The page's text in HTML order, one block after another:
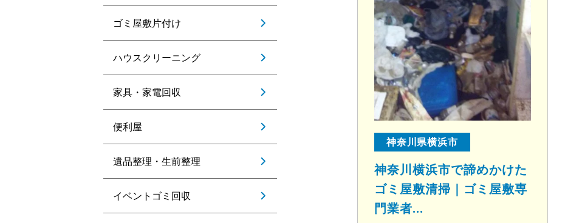
ゴミ屋敷片付け
ハウスクリーニング
家具・家電回収
便利屋
遺品整理・生前整理
イベントゴミ回収
神奈川県横浜市
神奈川横浜市で諦めかけた
ゴミ屋敷清掃｜ゴミ屋敷専
門業者...